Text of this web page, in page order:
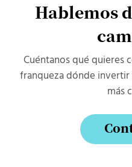
Hablemos
Cuéntanos qué quieres
franqueza dónde
más